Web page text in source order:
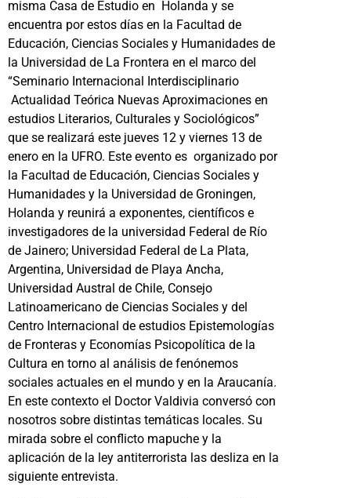
misma Casa de Estudio en Holanda y se
encuentra por estos días en la Facultad de
Educación, Ciencias Sociales y Humanidades de
la Universidad de La Frontera en el marco del
“Seminario Internacional Interdisciplinario
Actualidad Teórica Nuevas Aproximaciones en
estudios Literarios, Culturales y Sociológicos”
que se realizará este jueves 12 y viernes 13 de
enero en la UFRO. Este evento es organizado por
la Facultad de Educación, Ciencias Sociales y
Humanidades y la Universidad de Groningen,
Holanda y reunirá a exponentes, científicos e
investigadores de la universidad Federal de Río
de Jainero; Universidad Federal de La Plata,
Argentina, Universidad de Playa Ancha,
Universidad Austral de Chile, Consejo
Latinoamericano de Ciencias Sociales y del
Centro Internacional de estudios Epistemologías
de Fronteras y Economías Psicopolítica de la
Cultura en torno al análisis de fenónemos
sociales actuales en el mundo y en la Araucanía.
En este contexto el Doctor Valdivia conversó con
nosotros sobre distintas temáticas locales. Su
mirada sobre el conflicto mapuche y la
aplicación de la ley antiterrorista las desliza en la
siguiente entrevista.